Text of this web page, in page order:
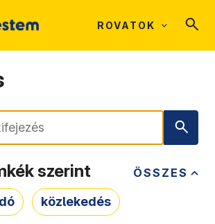
ROVATOK
ÖSSZES
szerint
közlekedés